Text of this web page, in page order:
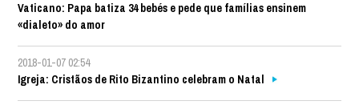
Vaticano: Papa batiza 34 bebés e pede que famílias ensinem
«dialeto» do amor
2018-01-07 02:54
Igreja: Cristãos de Rito Bizantino celebram o Natal